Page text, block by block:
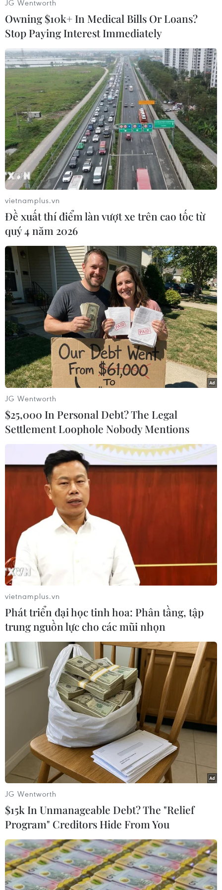
#Dịch viêm đường hô hấp cấp #COVID-19
#Ukraine
Theo dõi VietnamPlus
TIN LIÊN QUAN
Ukraine: Hơn 100 trẻ ra đời qua mang
thai hộ chưa thể về với bố mẹ
15/05/2020 07:42
Hơn 100 trẻ sơ sinh ra đời theo diện mang thai hộ bị
mắc kẹt tại Ukraine do dịch COVID-19 đang được chăm
sóc tại nhiều trung tâm y tế trong thời gian chờ bố mẹ
người nước ngoài tới đón.
JG Wentworth
Owning $10k+ In Medical Bills Or Loans?
Stop Paying Interest Immediately
vietnamplus.vn
Đề xuất thí điểm làn vượt xe trên cao tốc từ
quý 4 năm 2026
JG Wentworth
$25,000 In Personal Debt? The Legal
Settlement Loophole Nobody Mentions
vietnamplus.vn
Phát triển đại học tinh hoa: Phân tầng, tập
trung nguồn lực cho các mũi nhọn
JG Wentworth
$15k In Unmanageable Debt? The "Relief
Program" Creditors Hide From You